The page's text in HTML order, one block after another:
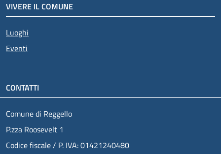
VIVERE IL COMUNE
Luoghi
Eventi
CONTATTI
Comune di Reggello
P.zza Roosevelt 1
Codice fiscale / P. IVA: 01421240480